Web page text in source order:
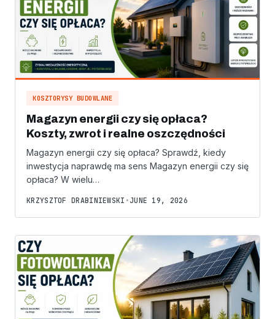
KOSZTORYSY BUDOWLANE
Magazyn energii czy się opłaca?
Koszty, zwrot i realne oszczędności
Magazyn energii czy się opłaca? Sprawdź, kiedy
inwestycja naprawdę ma sens Magazyn energii czy się
opłaca? W wielu…
KRZYSZTOF DRABINIEWSKI • JUNE 19, 2026